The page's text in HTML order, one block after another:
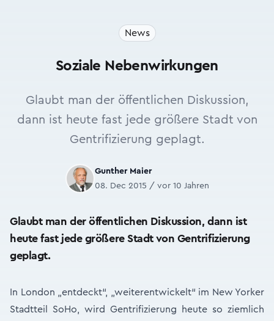
News
Soziale Nebenwirkungen
Glaubt man der öffentlichen Diskussion,
dann ist heute fast jede größere Stadt von
Gentrifizierung geplagt.
Gunther Maier
08. Dec 2015 / vor 10 Jahren
Glaubt man der öffentlichen Diskussion, dann ist
heute fast jede größere Stadt von Gentrifizierung
geplagt.
In London „entdeckt“, „weiterentwickelt“ im New Yorker
Stadtteil SoHo, wird Gentrifizierung heute so ziemlich